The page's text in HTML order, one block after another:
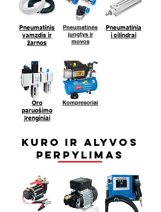
Pneumatinis
vamzdis ir
žarnos
Pneumatinės
jungtys ir
movos
Pneumatinia
i cilindrai
Oro
paruošimo
įrenginiai
Kompresoriai
Kuro ir alyvos
perpylimas